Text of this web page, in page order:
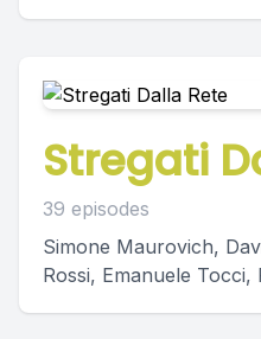
Stregati
39 episodes
Simone Maurovich,
Rossi, Emanuele Tocci,